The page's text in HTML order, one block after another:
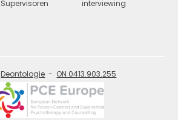
Supervisoren interviewing
Deontologie ON 0413.903.255